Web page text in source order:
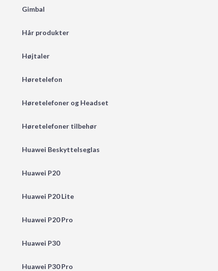
Gimbal
Hår produkter
Højtaler
Høretelefon
Høretelefoner og Headset
Høretelefoner tilbehør
Huawei Beskyttelseglas
Huawei P20
Huawei P20 Lite
Huawei P20 Pro
Huawei P30
Huawei P30 Pro